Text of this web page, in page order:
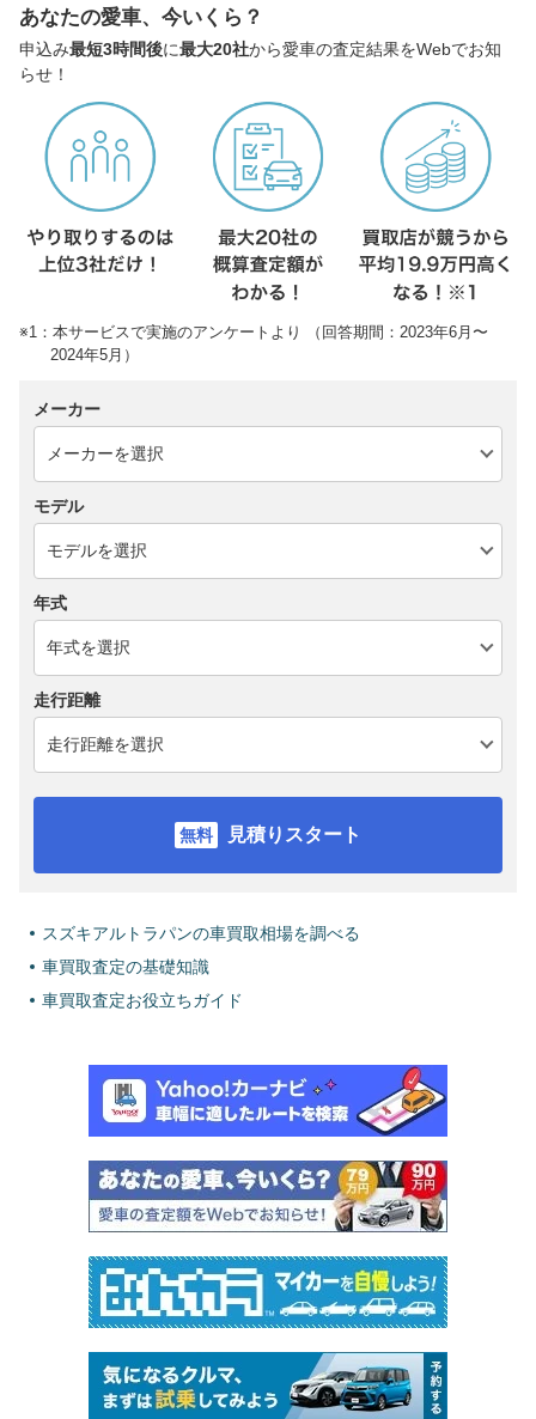
あなたの愛車、今いくら？
申込み最短3時間後に最大20社から愛車の査定結果をWebでお知
らせ！
※1：本サービスで実施のアンケートより （回答期間：2023年6月〜
2024年5月）
メーカー
モデル
年式
走行距離
見積りスタート
スズキアルトラパンの車買取相場を調べる
車買取査定の基礎知識
車買取査定お役立ちガイド